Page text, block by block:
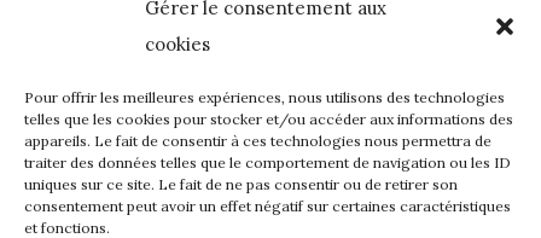
Gérer le consentement aux
cookies
Pour offrir les meilleures expériences, nous utilisons des technologies
telles que les cookies pour stocker et/ou accéder aux informations des
appareils. Le fait de consentir à ces technologies nous permettra de
traiter des données telles que le comportement de navigation ou les ID
uniques sur ce site. Le fait de ne pas consentir ou de retirer son
consentement peut avoir un effet négatif sur certaines caractéristiques
et fonctions.
quelque chose de
fantastique –
bientôt !